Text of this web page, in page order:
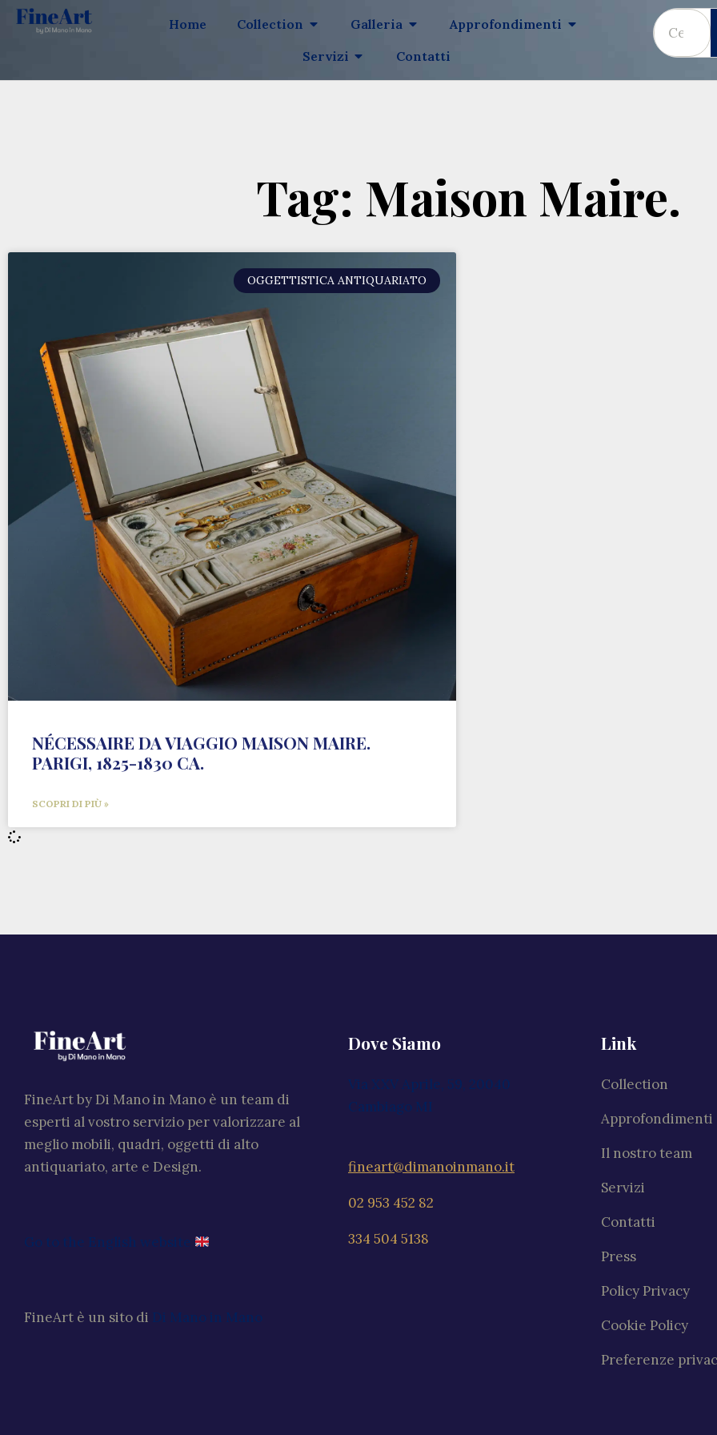
Home Collection Galleria
Approfondimenti
Servizi
Contatti
Tag: Maison Maire.
OGGETTISTICA ANTIQUARIATO
NÉCESSAIRE DA VIAGGIO MAISON MAIRE.
PARIGI, 1825-1830 CA.
SCOPRI DI PIÙ »
FineArt by Di Mano in Mano è un team di
esperti al vostro servizio per valorizzare al
meglio mobili, quadri, oggetti di alto
antiquariato, arte e Design.
Go to the English website
FineArt è un sito di Di Mano in Mano
Dove Siamo
Via XXV Aprile, 59, 20040
Cambiago MI
fineart@dimanoinmano.it
02 953 452 82
334 504 5138
Link
Collection
Approfondimenti
Il nostro team
Servizi
Contatti
Press
Policy Privacy
Cookie Policy
Preferenze